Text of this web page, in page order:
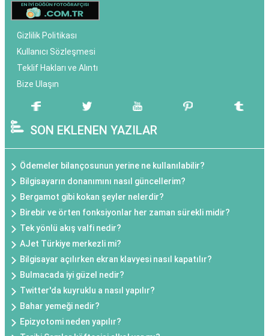
Gizlilik Politikası
Kullanıcı Sözleşmesi
Teklif Hakları ve Alıntı
Bize Ulaşın
SON EKLENEN YAZILAR
Ödemeler bilançosunun yerine ne kullanılabilir?
Bilgisayarın donanımını nasıl güncellerim?
Bergamot gibi kokan şeyler nelerdir?
Birebir ve örten fonksiyonlar her zaman sürekli midir?
Tek yönlü akış valfi nedir?
AJet Türkiye merkezli mi?
Bilgisayar açılırken ekran klavyesi nasıl kapatılır?
Bulmacada iyi güzel nedir?
Twitter'da kuyruklu a nasıl yapılır?
Bahar yemeği nedir?
Epizyotomi neden yapılır?